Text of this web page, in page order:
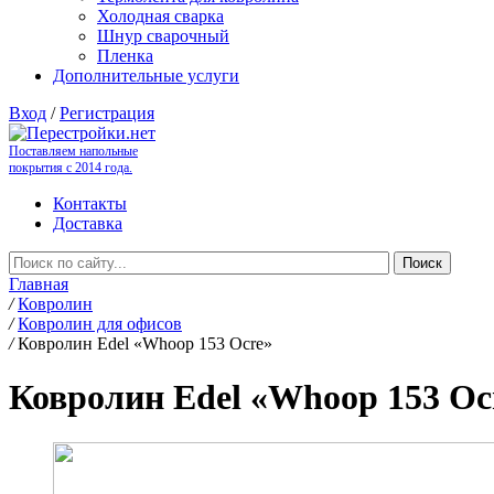
Холодная сварка
Шнур сварочный
Пленка
Дополнительные услуги
Вход /Регистрация
Поставляем напольные
покрытия с 2014 года.
Контакты
Доставка
Главная
/ Ковролин
/ Ковролин для офисов
/ Ковролин Edel «Whoop 153 Ocre»
Ковролин Edel «Whoop 153